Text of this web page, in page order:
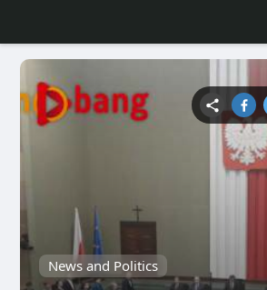
News and Politics